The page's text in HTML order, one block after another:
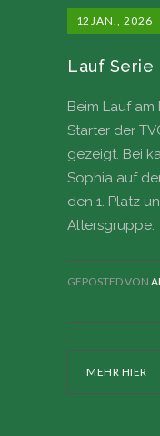
12 JAN., 2026
Lauf Serie
Beim Lauf
Starter der
gezeigt. Bei
Sophia auf
den 1. Platz
Altersgruppe.
MEHR HIER
GEPOSTED VON